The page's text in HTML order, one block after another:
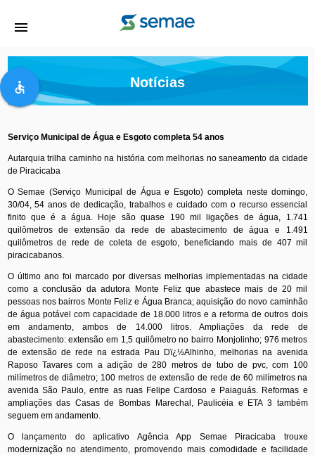
menu
accessible Notícias
Serviço Municipal de Água e Esgoto completa 54 anos
Autarquia trilha caminho na história com melhorias no saneamento da cidade
de Piracicaba
O Semae (Serviço Municipal de Água e Esgoto) completa neste domingo,
30/04, 54 anos de dedicação, trabalhos e cuidado com o recurso essencial
finito que é a água. Hoje são quase 190 mil ligações de água, 1.741
quilômetros de extensão da rede de abastecimento de água e 1.491
quilômetros de rede de coleta de esgoto, beneficiando mais de 407 mil
piracicabanos.
O último ano foi marcado por diversas melhorias implementadas na cidade
como a conclusão da adutora Monte Feliz que abastece mais de 20 mil
pessoas nos bairros Monte Feliz e Água Branca; aquisição do novo caminhão
de água potável com capacidade de 18.000 litros e a reforma de outros dois
em andamento, ambos de 14.000 litros. Ampliações da rede de
abastecimento: extensão em 1,5 quilômetro no bairro Monjolinho; 976 metros
de extensão de rede na estrada Pau Dï¿½Alhinho, melhorias na avenida
Raposo Tavares com a adição de 280 metros de tubo de pvc, com 100
milímetros de diâmetro; 100 metros de extensão de rede de 60 milímetros na
avenida São Paulo, entre as ruas Felipe Cardoso e Paiaguás. Reformas e
ampliações das Casas de Bombas Marechal, Paulicéia e ETA 3 também
seguem em andamento.
O lançamento do aplicativo Agência App Semae Piracicaba trouxe
modernização no atendimento, promovendo mais comodidade e facilidade